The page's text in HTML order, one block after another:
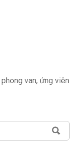
phong van, ứng viên